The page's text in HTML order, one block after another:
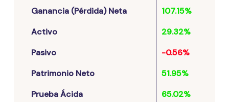
Ganancia (Pérdida) Neta
107.15%
Activo
29.32%
Pasivo
-0.56%
Patrimonio Neto
51.95%
Prueba Ácida
65.02%